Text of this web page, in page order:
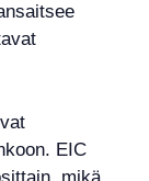
EIC